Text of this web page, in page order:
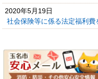
2020年5月19日
社会保険等に係る法定福利費